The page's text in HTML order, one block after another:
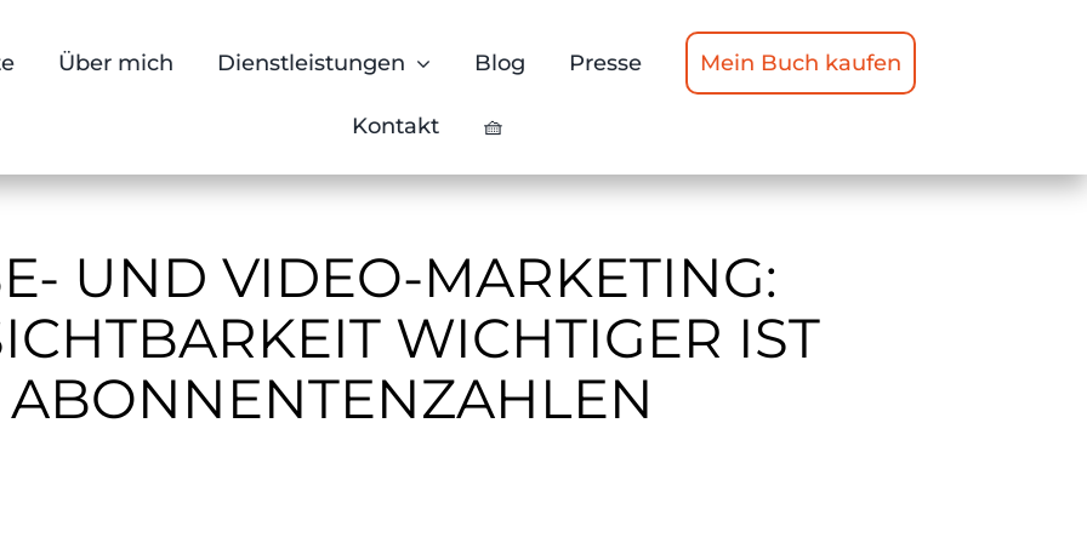
Über mich Dienstleistungen Blog Presse Mein Buch kaufen
Kontakt 🧺
UND VIDEO-MARKETING:
WICHTIGER IST
ABONNENTENZAHLEN